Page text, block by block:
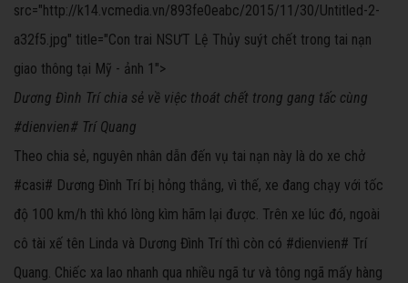
src="http://k14.vcmedia.vn/893fe0eabc/2015/11/30/Untitled-2-
a32f5.jpg" title="Con trai NSƯT Lệ Thủy suýt chết trong tai nạn
giao thông tại Mỹ - ảnh 1">
Dương Đình Trí chia sẻ về việc thoát chết trong gang tấc cùng
#dienvien# Trí Quang
Theo chia sẻ, nguyên nhân dẫn đến vụ tai nạn này là do xe chở
#casi# Dương Đình Trí bị hỏng thắng, vì thế, xe đang chạy với tốc
độ 100 km/h thì khó lòng kìm hãm lại được. Trên xe lúc đó, ngoài
cô tài xế tên Linda và Dương Đình Trí thì còn có #dienvien# Trí
Quang. Chiếc xa lao nhanh qua nhiều ngã tư và tông ngã mấy hàng